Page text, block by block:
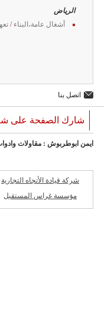
الرياض
أشغال عامة،البناء /
اتصل بنا
شارك الصفحة على
ايمن ابوطربوش : مقاولات
شركة قيادة الأتجاه التجارية
مؤسسة غراس المستقبل